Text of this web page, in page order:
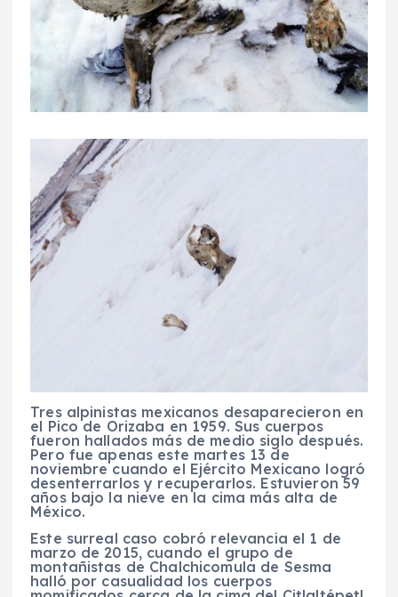
Tres alpinistas mexicanos desaparecieron en
el Pico de Orizaba en 1959. Sus cuerpos
fueron hallados más de medio siglo después.
Pero fue apenas este martes 13 de
noviembre cuando el Ejército Mexicano logró
desenterrarlos y recuperarlos. Estuvieron 59
años bajo la nieve en la cima más alta de
México.
Este surreal caso cobró relevancia el 1 de
marzo de 2015, cuando el grupo de
montañistas de Chalchicomula de Sesma
halló por casualidad los cuerpos